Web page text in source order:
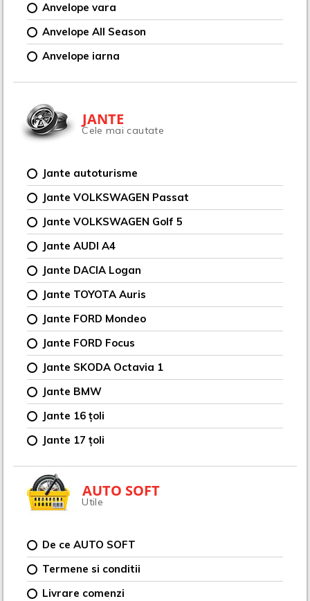
Anvelope vara
Anvelope All Season
Anvelope iarna
JANTE
Cele mai cautate
Jante autoturisme
Jante VOLKSWAGEN Passat
Jante VOLKSWAGEN Golf 5
Jante AUDI A4
Jante DACIA Logan
Jante TOYOTA Auris
Jante FORD Mondeo
Jante FORD Focus
Jante SKODA Octavia 1
Jante BMW
Jante 16 țoli
Jante 17 țoli
AUTO SOFT
Utile
De ce AUTO SOFT
Termene si conditii
Livrare comenzi